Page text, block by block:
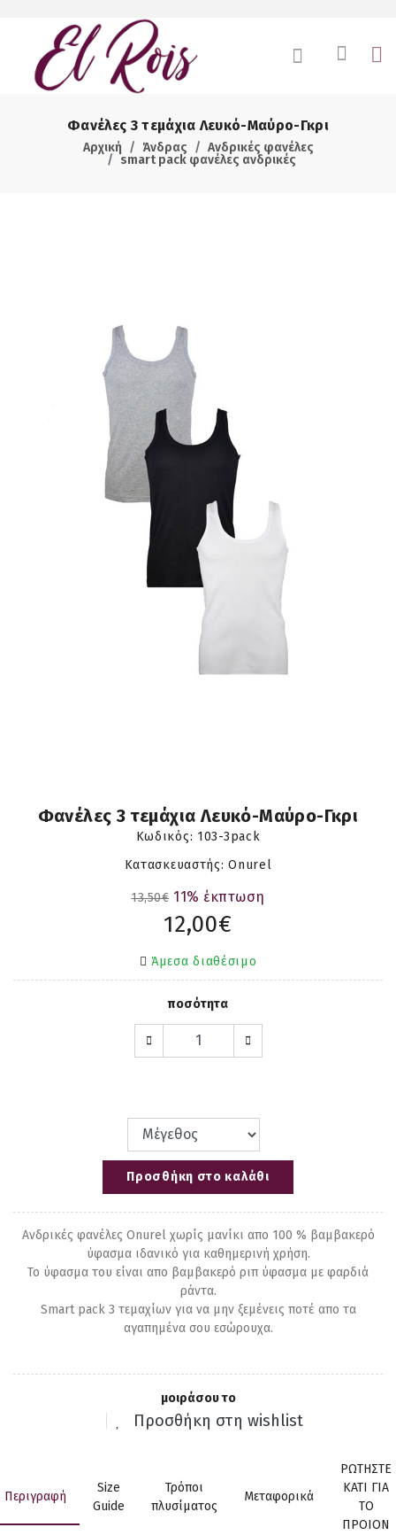
Φανέλες 3 τεμάχια Λευκό-Μαύρο-Γκρι
Αρχική Άνδρας
Ανδρικές φανέλες
smart pack φανέλες ανδρικές
Φανέλες 3 τεμάχια Λευκό-Μαύρο-Γκρι
Κωδικός: 103-3pack
Κατασκευαστής: Onurel
13,50€ 11% έκπτωση
12,00€
Άμεσα διαθέσιμο
ποσότητα
Προσθήκη στο καλάθι
Ανδρικές φανέλες Onurel χωρίς μανίκι απο 100 % βαμβακερό
ύφασμα ιδανικό για καθημερινή χρήση.
Το ύφασμα του είναι απο βαμβακερό ριπ ύφασμα με φαρδιά
ράντα.
Smart pack 3 τεμαχίων για να μην ξεμένεις ποτέ απο τα
αγαπημένα σου εσώρουχα.
μοιράσου το
Προσθήκη στη wishlist
Περιγραφή
Size
Guide
Τρόποι
πλυσίματος
Μεταφορικά
ΡΩΤΗΣΤΕ
ΚΑΤΙ ΓΙΑ
ΤΟ
ΠΡΟΙΟΝ